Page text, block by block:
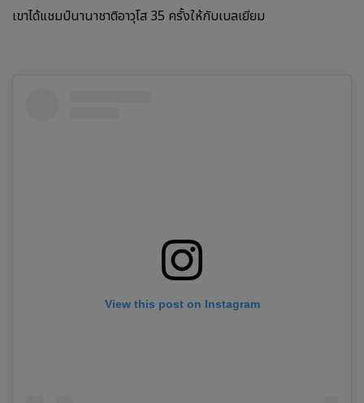
เขาได้แชมป์นานาชาติอาวุโส 35 ครั้งให้กับเบลเยียม
View this post on Instagram